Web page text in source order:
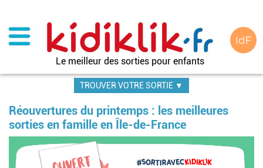
contenu
principal
Le meilleur des sorties pour enfants
TROUVER VOTRE SORTIE ▼
Réouvertures du printemps : les meilleures
sorties en famille en Île-de-France